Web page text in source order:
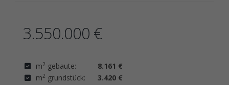
3.550.000 €
m2 gebaute:
8.161 €
m2 grundstück: 3.420 €